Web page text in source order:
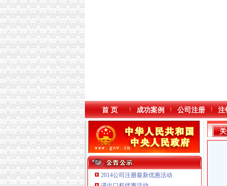
首 页 成功案例 公司注册 注
2014公司注册最新优惠活动